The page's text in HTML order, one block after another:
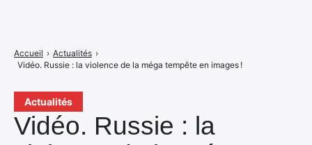
Actualités
Vidéo. Russie : la
Accueil › Actualités ›
Vidéo. Russie : la violence de la méga tempête en images !